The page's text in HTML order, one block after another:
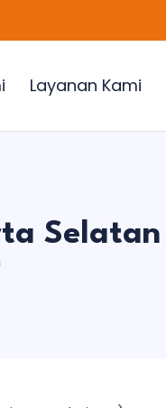
Layanan Kami
Selatan